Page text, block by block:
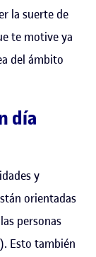
la suerte de
te motive ya
del ámbito
día
y
orientadas
personas
Esto también